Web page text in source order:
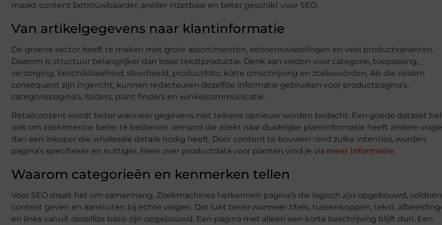
maakt content betrouwbaarder, sneller inzetbaar en beter geschikt voor SEO.
Van artikelgegevens naar klantinformatie
De groene sector heeft te maken met grote assortimenten, seizoenswisselingen en veel productvarianten.
Daarom is structuur belangrijker dan losse tekstproductie. Denk aan velden voor categorie, toepassing,
verzorging, beschikbaarheid, sfeerbeeld, productfoto, korte omschrijving en zoekwoorden. Als die velden
consequent zijn ingericht, kunnen redacteuren dezelfde informatie gebruiken voor productpagina’s,
categoriepagina’s, folders, plant finders en winkelcommunicatie.
Retailcontent wordt beter wanneer gegevens niet telkens opnieuw worden bedacht. Een goede dataset
ook om zoekintentie beter te bedienen. Iemand die zoekt naar duidelijke plantinformatie heeft andere
dan een inkoper die wholesale details nodig heeft. Door content te bouwen rond zulke intenties, worden
pagina’s specifieker en nuttiger. Meer over productdata voor planten vind je via meer informatie.
Waarom categorieën en kenmerken tellen
Voor SEO draait het om samenhang. Zoekmachines herkennen pagina’s die logisch zijn opgebouwd,
context geven en aansluiten bij echte vragen. Dat lukt beter wanneer titels, tussenkoppen, tekst,
en links vanuit dezelfde basis zijn opgebouwd. Een pagina met alleen een korte beschrijving blijft dun. Een